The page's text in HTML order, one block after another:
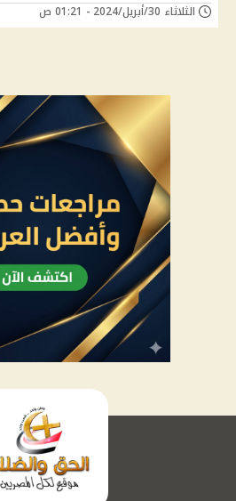
الثلاثاء 30/أبريل/2024 - 01:21 ص